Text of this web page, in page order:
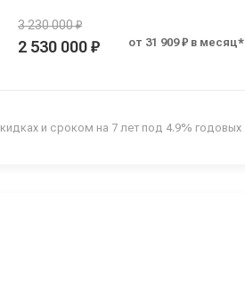
3 230 000 ₽
2 530 000 ₽ от 31 909 ₽ в месяц*
и сроком на 7 лет под 4.9% годовых